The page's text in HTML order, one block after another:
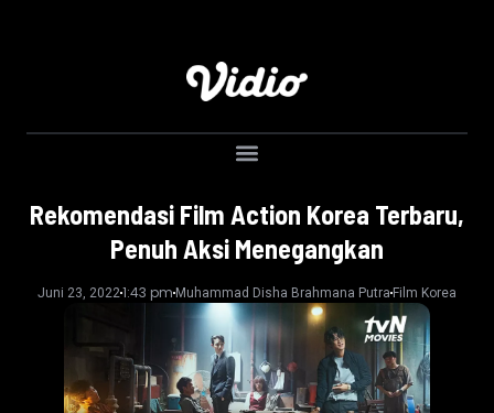
Rekomendasi Film Action Korea Terbaru,
Penuh Aksi Menegangkan
Juni 23, 20221:43 pm Muhammad Disha Brahmana Putra Film Korea